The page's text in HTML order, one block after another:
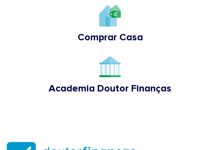
Comprar Casa
Academia Doutor Finanças